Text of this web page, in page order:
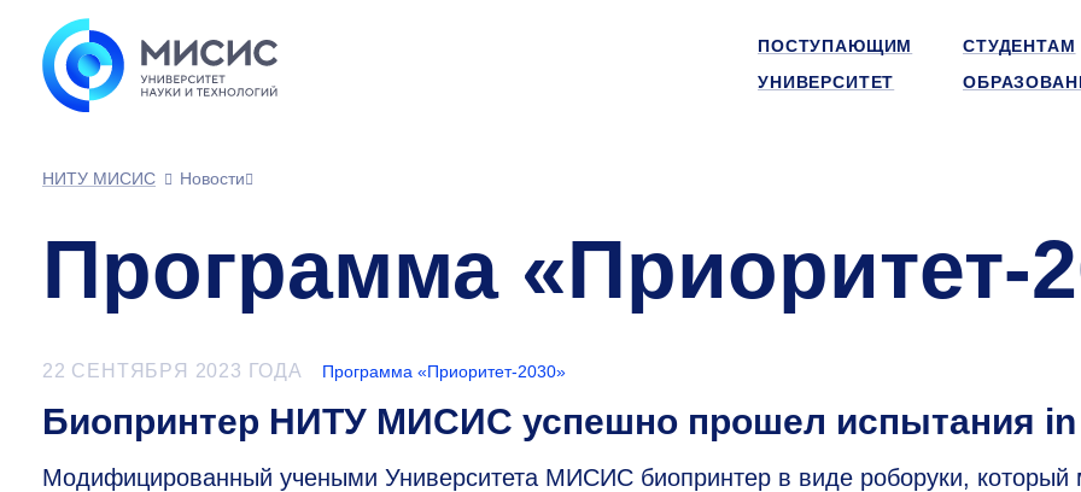
ПОСТУПАЮЩИМ
СТУДЕНТАМ
УНИВЕРСИТЕТ
НИТУ МИСИС Новости
Программа «Приоритет-
22 СЕНТЯБРЯ 2023 ГОДА Программа «Приоритет-2030»
Биопринтер НИТУ МИСИС успешно прошел испытания
Модифицированный учеными Университета МИСИС биопринтер в виде роборуки, который